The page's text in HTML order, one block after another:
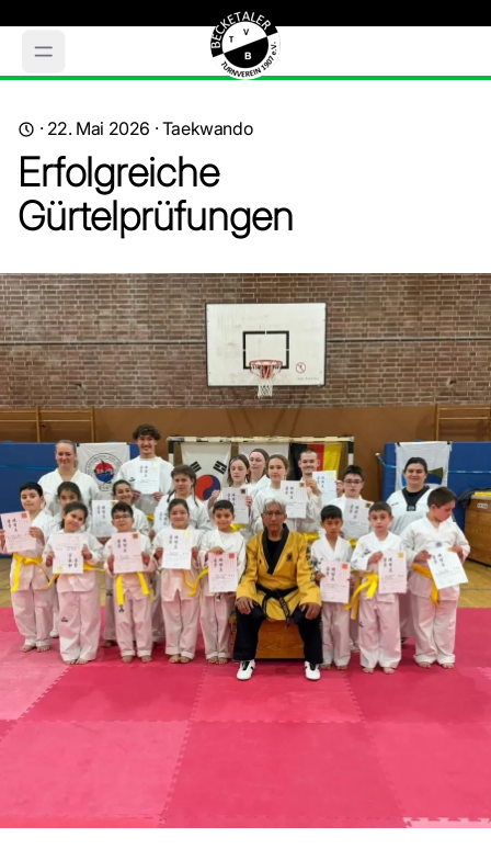
· 22. Mai 2026 ·Taekwando
Erfolgreiche
Gürtelprüfungen